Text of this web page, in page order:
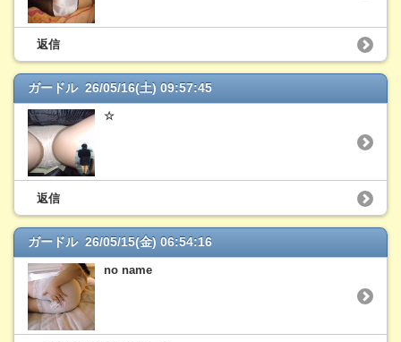
返信
ガードル 26/05/16(土) 09:57:45
☆
返信
ガードル 26/05/15(金) 06:54:16
no name